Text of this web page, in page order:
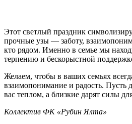
Этот светлый праздник
прочные узы — заботу,
кто рядом. Именно в семье мы
терпению и бескорыстной
Желаем, чтобы в ваших семьях
взаимопонимание и радость. Пусть
вас теплом, а близкие дарят силы
Коллектив ФК «Рубин Ялта»